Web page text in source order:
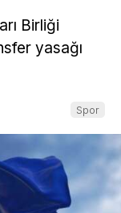
Birliği
yasağı
Spor